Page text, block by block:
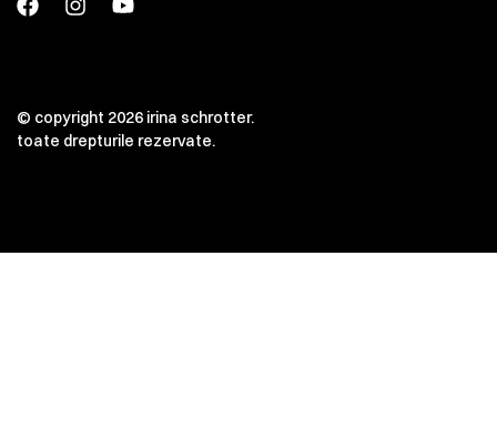
© copyright 2026 irina schrotter.
toate drepturile rezervate.